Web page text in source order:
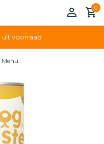
0
uit voorraad
Menu